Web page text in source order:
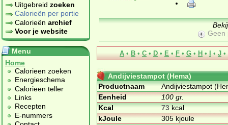
Uitgebreid zoeken
Calorieën per portie
Calorieën archief
Voor je website
Menu
Home
Calorieen zoeken
Energieschema
Calorieen teller
Links
Recepten
E-nummers
Geen
A • B • C • D • E • F • G • H • I • J •
Andijviestampot (Hema)
Productnaam
Andijviestampot
Eenheid
100 gr.
Kcal
73kcal
kJoule
305 kjoule